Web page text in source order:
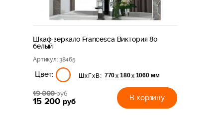
Шкаф-зеркало Francesca Виктория 80
белый
Артикул: 38465
Цвет: ШхГхВ: 770х 180х 1060 мм
19 000руб
15 200 руб В корзину